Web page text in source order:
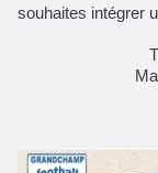
souhaites intégrer